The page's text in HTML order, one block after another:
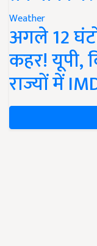
Weather
अगले 12
कहर! यूपी,
राज्यों में